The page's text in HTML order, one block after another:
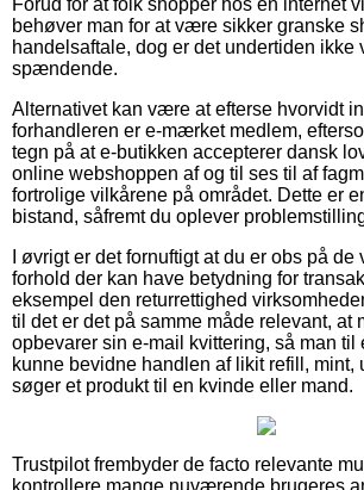
behøver man for at være sikker granske
handelsaftale, dog er det undertiden ikke
spændende.
Alternativet kan være at efterse hvorvidt
forhandleren er e-mærket medlem,
tegn på at e-butikken accepterer dansk
online webshoppen af og til ses til af
fortrolige vilkårene på området. Dette er
bistand, såfremt du oplever
I øvrigt er det fornuftigt at du er obs på
forhold der kan have betydning for
eksempel den returrettighed
til det er det på samme måde relevant, at
opbevarer sin e-mail kvittering, så man til
kunne bevidne handlen af likit refill,
søger et produkt til en kvinde eller mand.
Trustpilot frembyder de facto relevante
kontrollere mange nuværende brugeres